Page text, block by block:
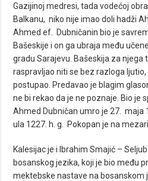
Gazijinoj medresi, tada vodećoj
Balkanu, niko nije imao doli hadži
Ahmed ef. Dubničanin bio je
Bašeskije i on ga ubraja među
gradu Sarajevu. Bašeskija za njega
raspravljao niti se bez razloga
postupao. Predavao je blagim
ne bi rekao da je ne poznaje. Bio je
Ahmed Dubničan umro je 27.
ula 1227. h. g. Pokopan je na
Kalesijac je i Ibrahim Smajić –
bosanskog jezika, koji je bio među
mektebske nastave na bosanskom